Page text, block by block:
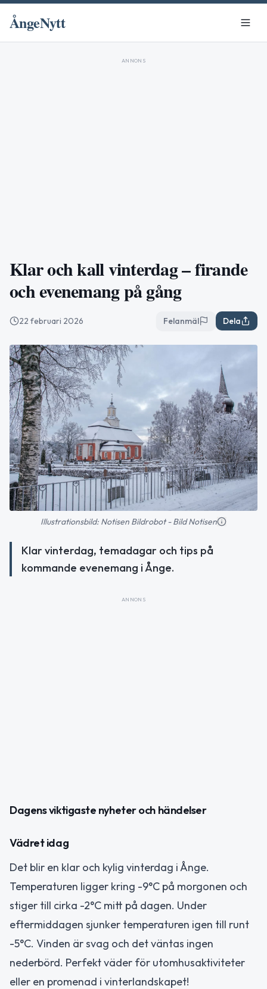
ÅngeNytt
ANNONS
Klar och kall vinterdag – firande
och evenemang på gång
22 februari 2026 Felanmäl Dela
Illustrationsbild: Notisen Bildrobot - Bild Notisen
Klar vinterdag, temadagar och tips på
kommande evenemang i Ånge.
ANNONS
Dagens viktigaste nyheter och händelser
Vädret idag
Det blir en klar och kylig vinterdag i Ånge.
Temperaturen ligger kring -9°C på morgonen och
stiger till cirka -2°C mitt på dagen. Under
eftermiddagen sjunker temperaturen igen till runt
-5°C. Vinden är svag och det väntas ingen
nederbörd. Perfekt väder för utomhusaktiviteter
eller en promenad i vinterlandskapet!